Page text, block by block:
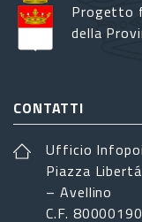
Progetto
della
CONTATTI
Ufficio
Piazza
– Avellino
C.F.